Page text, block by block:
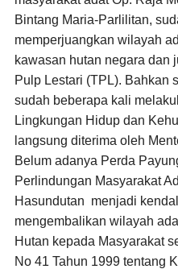
Bintang Maria-Parlilitan,
memperjuangkan wilayah
kawasan hutan negara dan
Pulp Lestari (TPL). Bahkan
sudah beberapa kali
Lingkungan Hidup dan
langsung diterima oleh
Belum adanya Perda
Perlindungan Masyarakat
Hasundutan menjadi
mengembalikan wilayah
Hutan kepada Masyarakat
No 41 Tahun 1999 tentang